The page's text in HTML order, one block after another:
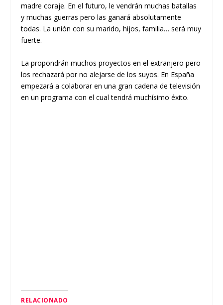
madre coraje. En el futuro, le vendrán muchas batallas
y muchas guerras pero las ganará absolutamente
todas. La unión con su marido, hijos, familia… será muy
fuerte.
La propondrán muchos proyectos en el extranjero pero
los rechazará por no alejarse de los suyos. En España
empezará a colaborar en una gran cadena de televisión
en un programa con el cual tendrá muchísimo éxito.
RELACIONADO